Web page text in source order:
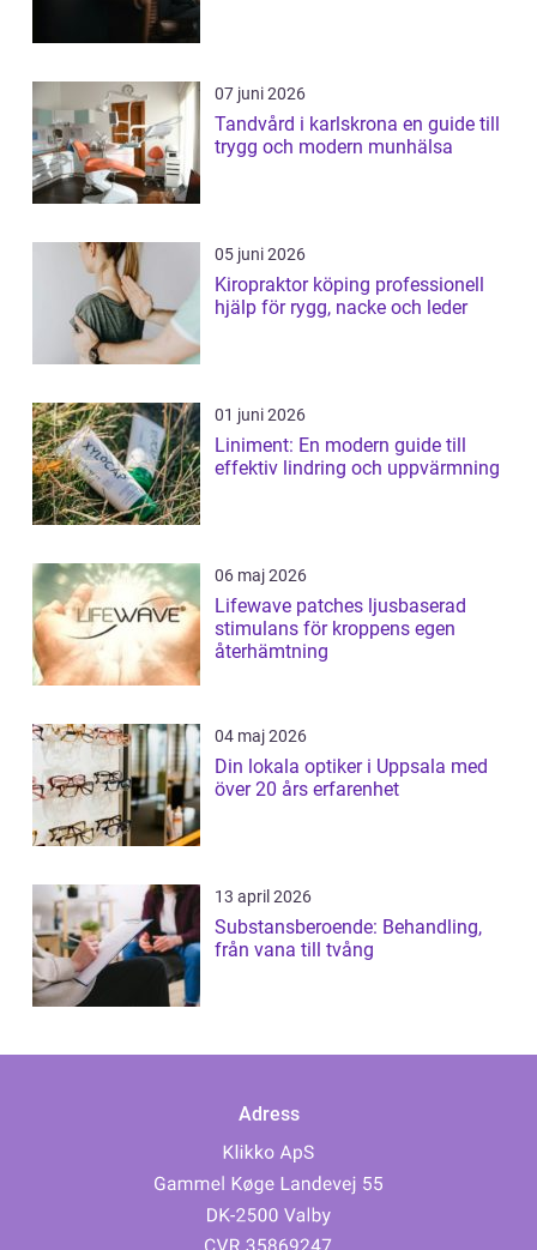
07 juni 2026
Tandvård i karlskrona en guide till
trygg och modern munhälsa
05 juni 2026
Kiropraktor köping professionell
hjälp för rygg, nacke och leder
01 juni 2026
Liniment: En modern guide till
effektiv lindring och uppvärmning
06 maj 2026
Lifewave patches ljusbaserad
stimulans för kroppens egen
återhämtning
04 maj 2026
Din lokala optiker i Uppsala med
över 20 års erfarenhet
13 april 2026
Substansberoende: Behandling,
från vana till tvång
Adress